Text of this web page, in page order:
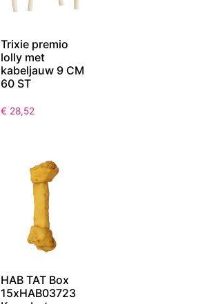
Trixie premio
lolly met
kabeljauw 9 CM
60 ST
€ 28,52
HAB TAT Box
15xHAB03723